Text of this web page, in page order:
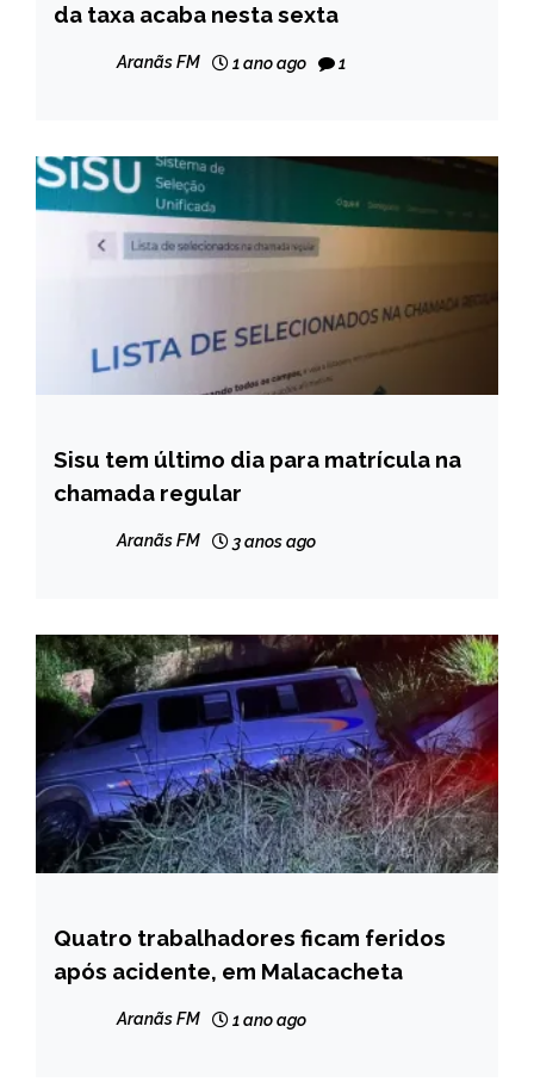
NOTÍCIAS
da taxa acaba nesta sexta
Aranãs FM 1 ano ago 1
BRASIL
NOTÍCIAS
Sisu tem último dia para matrícula na
chamada regular
Aranãs FM 3 anos ago
CAPELINHA
MINAS
Quatro trabalhadores ficam feridos
após acidente, em Malacacheta
Aranãs FM 1 ano ago